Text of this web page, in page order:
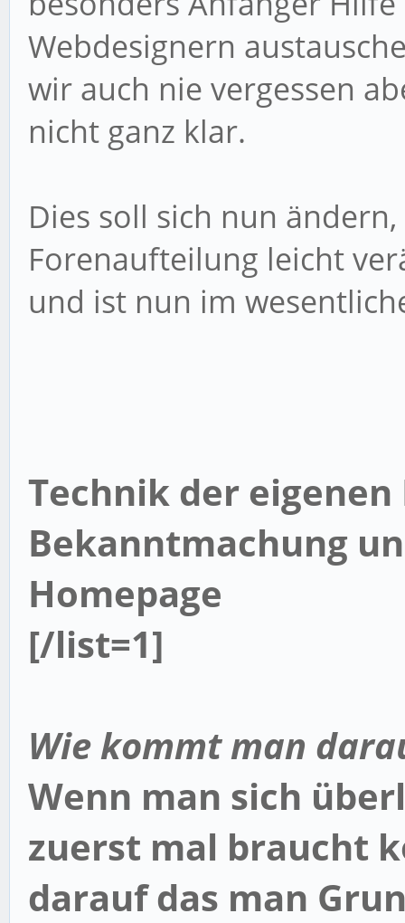
Webdesignern
wir auch nie vergessen
nicht ganz klar.
Dies soll sich nun
Forenaufteilung leicht
und ist nun im
Technik der eigenen
Bekanntmachung
Homepage
[/list=1]
Wie kommt man
Wenn man sich
zuerst mal braucht
darauf das man